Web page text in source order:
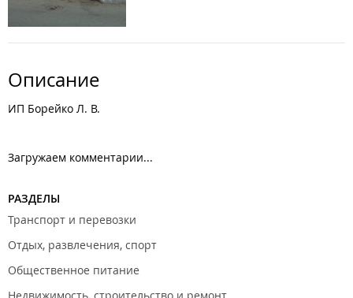
Описание
ИП Борейко Л. В.
Загружаем комментарии...
РАЗДЕЛЫ
Транспорт и перевозки
Отдых, развлечения, спорт
Общественное питание